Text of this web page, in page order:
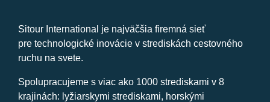
Sitour International je najväčšia firemná sieť
pre technologické inovácie v strediskách cestovného
ruchu na svete.
Spolupracujeme s viac ako 1000 strediskami v 8
krajinách: lyžiarskymi strediskami, horskými